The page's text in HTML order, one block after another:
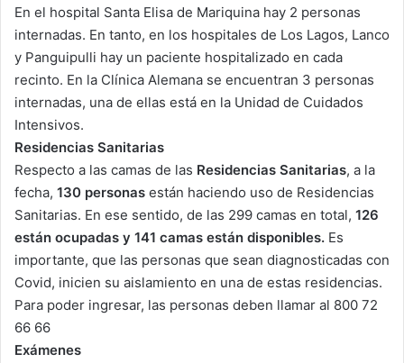
En el hospital Santa Elisa de Mariquina hay 2 personas
internadas. En tanto, en los hospitales de Los Lagos, Lanco
y Panguipulli hay un paciente hospitalizado en cada
recinto. En la Clínica Alemana se encuentran 3 personas
internadas, una de ellas está en la Unidad de Cuidados
Intensivos.
Residencias Sanitarias
Respecto a las camas de las Residencias Sanitarias, a la
fecha, 130 personas están haciendo uso de Residencias
Sanitarias. En ese sentido, de las 299 camas en total, 126
están ocupadas y 141 camas están disponibles. Es
importante, que las personas que sean diagnosticadas con
Covid, inicien su aislamiento en una de estas residencias.
Para poder ingresar, las personas deben llamar al 800 72
66 66
Exámenes